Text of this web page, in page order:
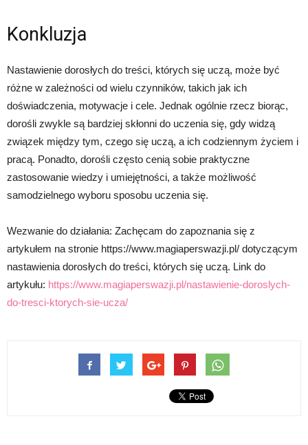
Konkluzja
Nastawienie dorosłych do treści, których się uczą, może być
różne w zależności od wielu czynników, takich jak ich
doświadczenia, motywacje i cele. Jednak ogólnie rzecz biorąc,
dorośli zwykle są bardziej skłonni do uczenia się, gdy widzą
związek między tym, czego się uczą, a ich codziennym życiem i
pracą. Ponadto, dorośli często cenią sobie praktyczne
zastosowanie wiedzy i umiejętności, a także możliwość
samodzielnego wyboru sposobu uczenia się.
Wezwanie do działania: Zachęcam do zapoznania się z
artykułem na stronie https://www.magiaperswazji.pl/ dotyczącym
nastawienia dorosłych do treści, których się uczą. Link do
artykułu: https://www.magiaperswazji.pl/nastawienie-doroslych-
do-tresci-ktorych-sie-ucza/